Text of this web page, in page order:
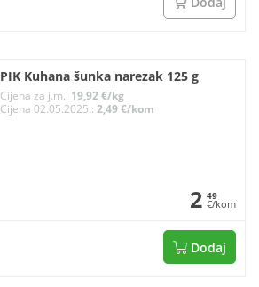
PIK Kuhana šunka narezak 125 g
Cijena za j.m.: 19,92 €/kg
Cijena 02.05.2025.: 2,49 €/kom
2 49
€/kom
Dodaj